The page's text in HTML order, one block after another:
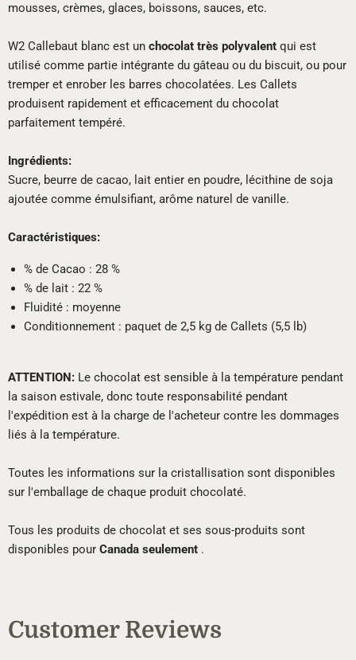
mousses, crèmes, glaces, boissons, sauces, etc.
W2 Callebaut blanc est un chocolat très polyvalent qui est
utilisé comme partie intégrante du gâteau ou du biscuit, ou pour
tremper et enrober les barres chocolatées. Les Callets
produisent rapidement et efficacement du chocolat
parfaitement tempéré.
Ingrédients:
Sucre, beurre de cacao, lait entier en poudre, lécithine de soja
ajoutée comme émulsifiant, arôme naturel de vanille.
Caractéristiques:
% de Cacao : 28 %
% de lait : 22 %
Fluidité : moyenne
Conditionnement : paquet de 2,5 kg de Callets (5,5 lb)
ATTENTION: Le chocolat est sensible à la température pendant
la saison estivale, donc toute responsabilité pendant
l'expédition est à la charge de l'acheteur contre les dommages
liés à la température.
Toutes les informations sur la cristallisation sont disponibles
sur l'emballage de chaque produit chocolaté.
Tous les produits de chocolat et ses sous-produits sont
disponibles pour Canada seulement .
Customer Reviews